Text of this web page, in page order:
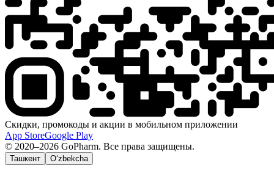
Скидки, промокоды и акции в мобильном приложении
App StoreGoogle Play
© 2020–2026 GoPharm. Все права защищены.
Ташкент O‘zbekcha